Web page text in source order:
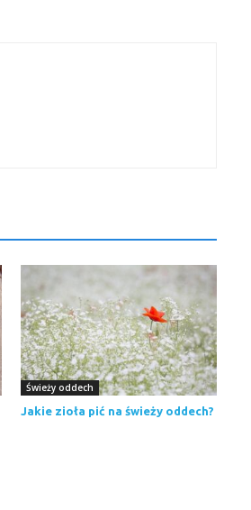
Świeży oddech
Jakie zioła pić na świeży oddech?